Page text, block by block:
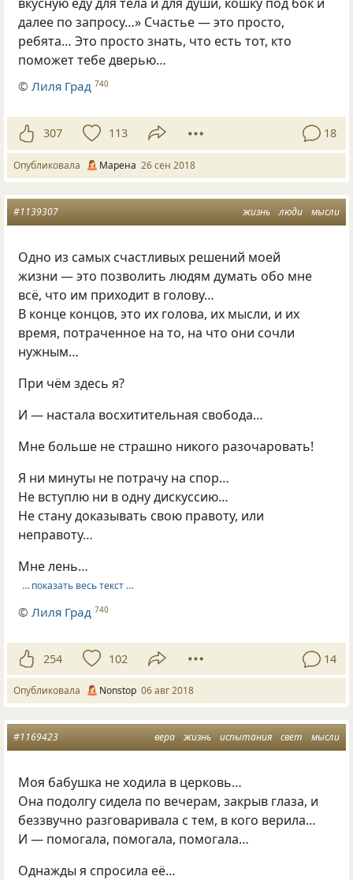
далее по запросу…» Счастье — это просто,
ребята… Это просто знать, что есть тот, кто
поможет тебе дверью…
©Лиля Град 740
307 113 18
Опубликовала Марена 26 сен 2018
жизнь люди мысли
#1139307
Одно из самых счастливых решений моей
жизни — это позволить людям думать обо мне
всё, что им приходит в голову…
В конце концов, это их голова, их мысли, и их
время, потраченное на то, на что они сочли
нужным…
При чём здесь я?
И — настала восхитительная свобода…
Мне больше не страшно никого разочаровать!
Я ни минуты не потрачу на спор…
Не вступлю ни в одну дискуссию…
Не стану доказывать свою правоту, или
неправоту…
Мне лень…
… показать весь текст …
©Лиля Град 740
254 102 14
Опубликовала Nonstop 06 авг 2018
вера жизнь испытания свет мысли
#1169423
Моя бабушка не ходила в церковь…
Она подолгу сидела по вечерам, закрыв глаза, и
беззвучно разговаривала с тем, в кого верила…
И — помогала, помогала, помогала…
Однажды я спросила её…